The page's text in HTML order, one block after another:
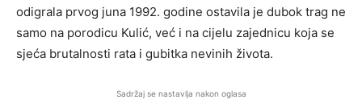
odigrala prvog juna 1992. godine ostavila je dubok trag ne
samo na porodicu Kulić, već i na cijelu zajednicu koja se
sjeća brutalnosti rata i gubitka nevinih života.
Sadržaj se nastavlja nakon oglasa